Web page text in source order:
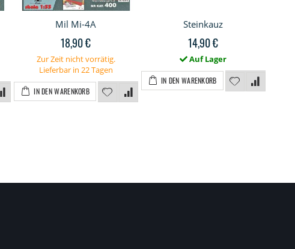
Mil Mi-4A
18,90 €
Zur Zeit nicht vorrätig.
Lieferbar in 22 Tagen
IN DEN WARENKORB
Steinkauz
14,90 €
Auf Lager
IN DEN WARENKORB